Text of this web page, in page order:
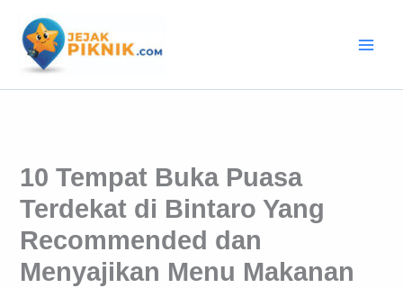
konten
10 Tempat Buka Puasa
Terdekat di Bintaro Yang
Recommended dan
Menyajikan Menu Makanan